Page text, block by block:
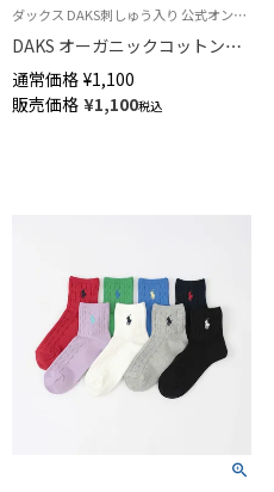
ダックス DAKS刺しゅう入り 公式オンラインショップ 紳士 靴下
DAKS オーガニックコットン混
リブ カジュアルソックス かか
としっかりホールド 20cm丈 ミ
ドル丈 メンズ 02512677
通常価格 ¥1,100
販売価格 ¥1,100税込